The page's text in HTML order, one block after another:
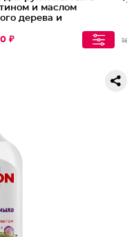
и маслом
дерева и
₽
161